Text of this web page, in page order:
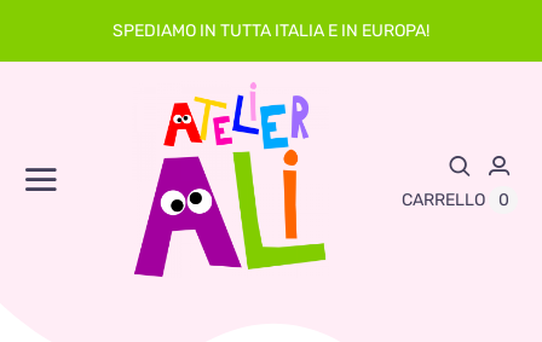
SPEDIAMO IN TUTTA ITALIA E IN EUROPA!
Toggle
Navigation Abbigliamento
CARRELLO 0